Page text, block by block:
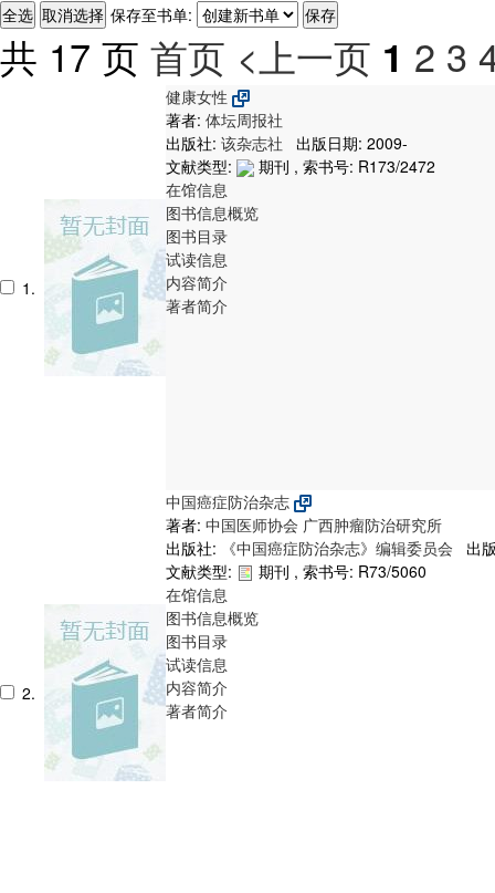
保存至书单:
共 17 页 首页 <上一页 1 2 3
1.
健康女性
著者: 体坛周报社
出版社: 该杂志社
出版日期: 2009-
文献类型:
期刊 , 索书号: R173/2472
在馆信息
图书信息概览
图书目录
试读信息
内容简介
著者简介
2.
中国癌症防治杂志
著者: 中国医师协会 广西肿瘤防治研究所
出版社:
《中国癌症防治杂志》编辑委员会
出
文献类型:
期刊 , 索书号: R73/5060
在馆信息
图书信息概览
图书目录
试读信息
内容简介
著者简介